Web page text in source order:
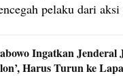
pelaku dari aksi
Ingatkan Jenderal
Harus Turun ke